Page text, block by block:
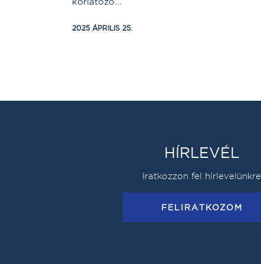
2025 ÁPRILIS 25.
HÍRLEVÉL
Iratkozzon fel hírlevelünkre
FELIRATKOZOM